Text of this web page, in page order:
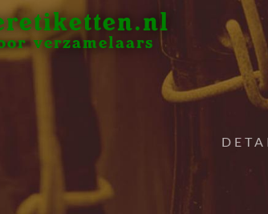
verzamelaars